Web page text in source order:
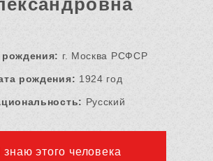
г. Москва РСФСР
рождения: 1924 год
Русский
знаю этого человека